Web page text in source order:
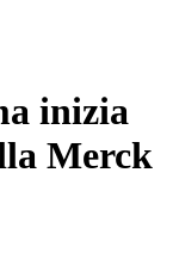
inizia
Merck